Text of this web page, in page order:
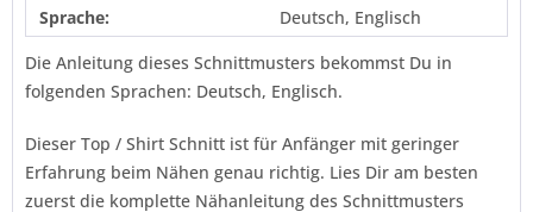
Sprache:
Deutsch, Englisch
Die Anleitung dieses Schnittmusters bekommst Du in
folgenden Sprachen: Deutsch, Englisch.
Dieser Top / Shirt Schnitt ist für Anfänger mit geringer
Erfahrung beim Nähen genau richtig. Lies Dir am besten
zuerst die komplette Nähanleitung des Schnittmusters